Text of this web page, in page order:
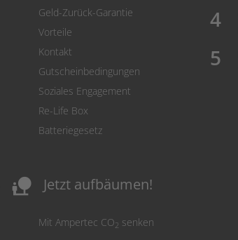
Geld-Zurück-Garantie
Vorteile
Kontakt
Gutscheinbedingungen
Soziales Engagement
Re-Life Box
Batteriegesetz
nature_people Jetzt aufbäumen!
Mit Ampertec CO2 senken